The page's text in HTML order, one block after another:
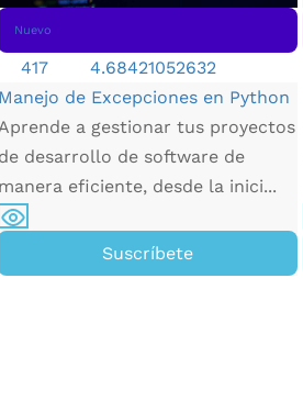
Nuevo
417
4.68421052632
Manejo de Excepciones en Python
Aprende a gestionar tus proyectos
de desarrollo de software de
manera eficiente, desde la inici...
Suscríbete